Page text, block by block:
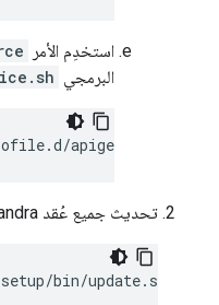
استخدِم الأمر
البرمجي
apigee-service.sh
تحديث جميع عُقد Cassandra:
setup/bin/update.sh -c